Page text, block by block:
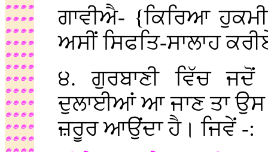
ਗਾਵੀਐ- {ਕਿਰਿਆ
ਅਸੀਂ ਸਿਫਤਿ-ਸਾਲਾਹ
੪. ਗੁਰਬਾਣੀ ਵਿੱਚ ਜਦੋਂ
ਦੁਲਾਈਆਂ ਆ ਜਾਣ ਤਾ ਉਸ
ਜ਼ਰੂਰ ਆਉਂਦਾ ਹੈ। ਜਿਵੇਂ -: